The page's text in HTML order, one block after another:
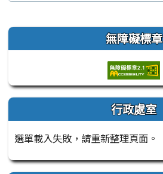
左邊區域內容 無障礙標章
行政處室
選單載入失敗，請重新整理頁面。